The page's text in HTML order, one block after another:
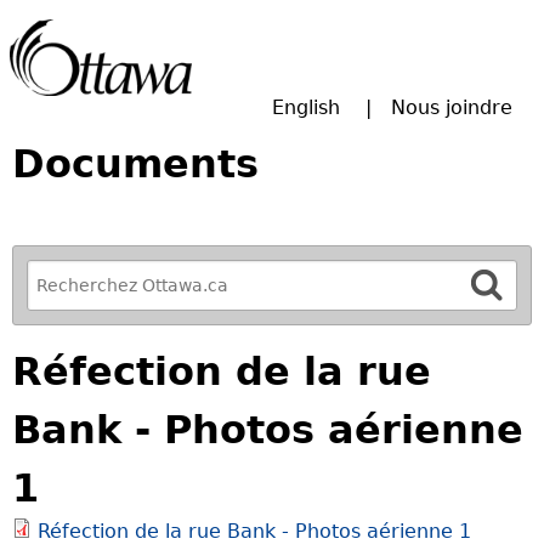
English Nous joindre
Documents
R
e
f
i
n
e
y
o
u
r
Réfection de la rue
Bank - Photos aérienne
1
Réfection de la rue Bank - Photos aérienne 1